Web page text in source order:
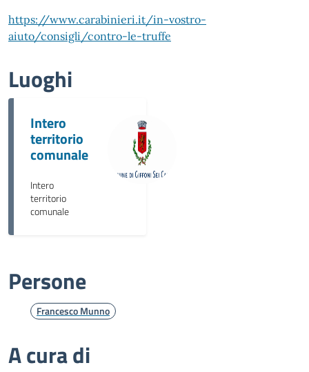
https://www.carabinieri.it/in-vostro-
aiuto/consigli/contro-le-truffe
Luoghi
Intero
territorio
comunale
Intero
territorio
comunale
Persone
Francesco Munno
A cura di